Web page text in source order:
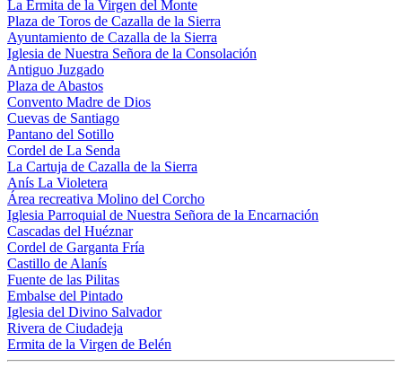
La Ermita de la Virgen del Monte
Plaza de Toros de Cazalla de la Sierra
Ayuntamiento de Cazalla de la Sierra
Iglesia de Nuestra Señora de la Consolación
Antiguo Juzgado
Plaza de Abastos
Convento Madre de Dios
Cuevas de Santiago
Pantano del Sotillo
Cordel de La Senda
La Cartuja de Cazalla de la Sierra
Anís La Violetera
Área recreativa Molino del Corcho
Iglesia Parroquial de Nuestra Señora de la Encarnación
Cascadas del Huéznar
Cordel de Garganta Fría
Castillo de Alanís
Fuente de las Pilitas
Embalse del Pintado
Iglesia del Divino Salvador
Rivera de Ciudadeja
Ermita de la Virgen de Belén